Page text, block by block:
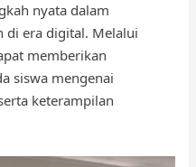
nyata dalam
di era digital. Melalui
memberikan
siswa mengenai
keterampilan